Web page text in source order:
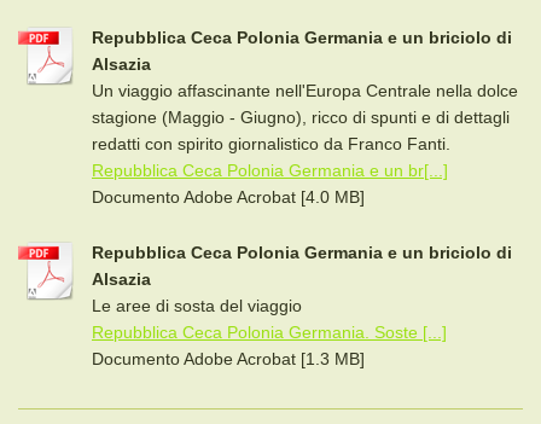
Repubblica Ceca Polonia Germania e un briciolo di
Alsazia
Un viaggio affascinante nell'Europa Centrale nella dolce
stagione (Maggio - Giugno), ricco di spunti e di dettagli
redatti con spirito giornalistico da Franco Fanti.
Repubblica Ceca Polonia Germania e un br[...]
Documento Adobe Acrobat [4.0 MB]
Repubblica Ceca Polonia Germania e un briciolo di
Alsazia
Le aree di sosta del viaggio
Repubblica Ceca Polonia Germania. Soste [...]
Documento Adobe Acrobat [1.3 MB]